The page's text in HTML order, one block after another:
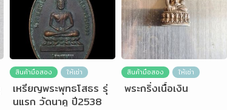
สินค้ามือสอง ให้เช่า
เหรียญพระพุทธโสธร รุ่
นแรก วัดนาคู ปี2538
สินค้ามือสอง ให้เช่า
พระกริ่งเนื้อเงิน